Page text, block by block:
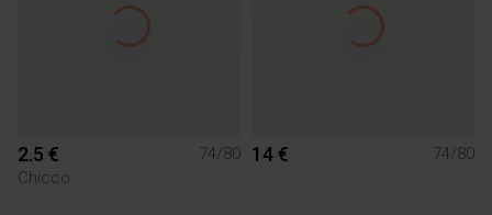
2.5 €
74/80
Chicco
14 € 74/80